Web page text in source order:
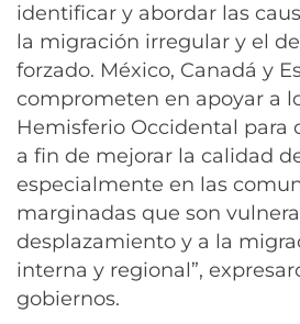
identificar y abordar las
la migración irregular y el
forzado. México, Canadá y
comprometen en apoyar a
Hemisferio Occidental para
a fin de mejorar la calidad
especialmente en las
marginadas que son
desplazamiento y a la
interna y regional”,
gobiernos.